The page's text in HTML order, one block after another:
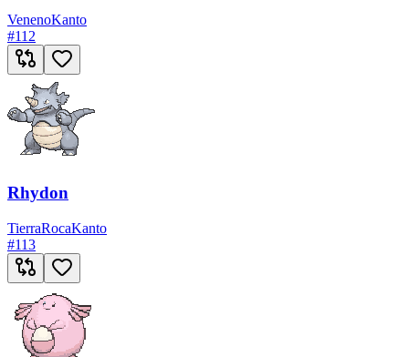
VenenoKanto
#112
Rhydon
TierraRocaKanto
#113